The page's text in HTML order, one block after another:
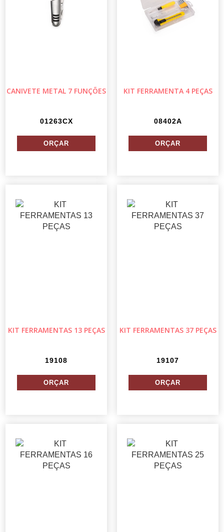
CANIVETE METAL 7 FUNÇÕES
01263CX
KIT FERRAMENTA 4 PEÇAS
08402A
KIT FERRAMENTAS 13 PEÇAS
19108
KIT FERRAMENTAS 37 PEÇAS
19107